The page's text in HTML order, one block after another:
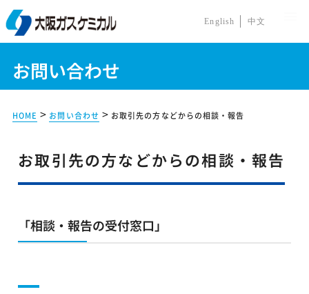
English 中文
お問い合わせ
HOME > お問い合わせ > お取引先の方などからの相談・報告
お取引先の方などからの相談・報告
「相談・報告の受付窓口」